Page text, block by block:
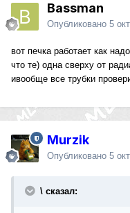
Bassman
Опубликовано 5
вот печка работает как
что те) одна сверху от
ивообще все трубки
Murzik
Опубликовано 5
\ сказал: